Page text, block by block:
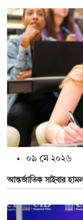
০৯ মে ২০২৬
আন্তর্জাতিক সাইবার